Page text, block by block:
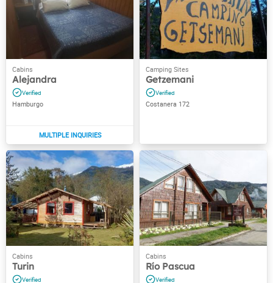
Alejandra
Hamburgo
Getzemani
Costanera 172
Turin Río Pascua